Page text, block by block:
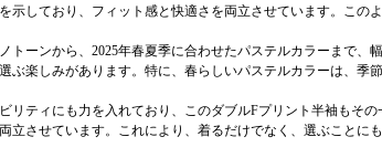
示しており、フィット感と快適さを両立させています。この
トーンから、2025年春夏季に合わせたパステルカラーまで
ぶ楽しみがあります。特に、春らしいパステルカラーは、季
リティにも力を入れており、このダブルFプリント半袖もそ
立させています。これにより、着るだけでなく、選ぶことに